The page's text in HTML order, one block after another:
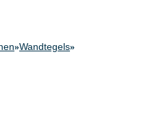
»Wandtegels»